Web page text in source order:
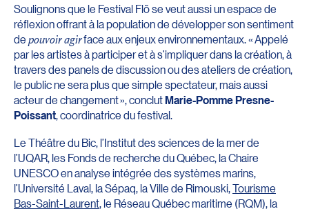
Soulignons que le Festival Flõ se veut aussi un espace de
réflexion offrant à la population de développer son sentiment
depouvoir agirface aux enjeux environnementaux. « Appelé
par les artistes à participer et à s’impliquer dans la création, à
travers des panels de discussion ou des ateliers de création,
le public ne sera plus que simple spectateur, mais aussi
acteur de changement », conclutMarie-Pomme Presne-
Poissant, coordinatrice du festival.
Le Théâtre du Bic, l’Institut des sciences de la mer de
l’UQAR, les Fonds de recherche du Québec, la Chaire
UNESCO en analyse intégrée des systèmes marins,
l’Université Laval, la Sépaq, la Ville de Rimouski,Tourisme
Bas-Saint-Laurent, le Réseau Québec maritime (RQM), la